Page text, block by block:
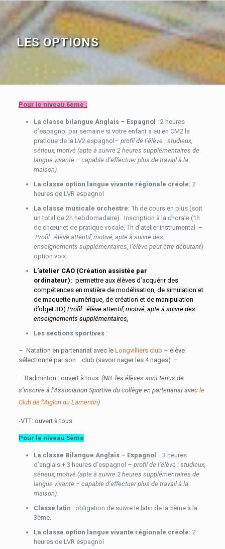
LES OPTIONS
Pour le niveau 6ème :
La classe bilangue Anglais – Espagnol : 2 heures
d’espagnol par semaine si votre enfant a eu en CM2 la
pratique de la LV2 espagnol– profil de l’élève : studieux,
sérieux, motivé (apte à suivre 2 heures supplémentaires de
langue vivante – capable d’effectuer plus de travail à la
maison).
La classe option langue vivante régionale créole: 2
heures de LVR espagnol
La classe musicale orchestre: 1h de cours en plus (soit
un total de 2h hebdomadaire). Inscription à la chorale (1h
de chœur et de pratique vocale, 1h d’atelier instrumental –
Profil : élève attentif, motivé, apte à suivre des
enseignements supplémentaires, l’élève peut être débutant)
option voix
L’atelier CAO (Création assistée par
ordinateur): permettre aux élèves d’acquérir des
compétences en matière de modélisation, de simulation et
de maquette numérique, de création et de manipulation
d’objet 3D) Profil : élève attentif, motivé, apte à suivre des
enseignements supplémentaires,
Les sections sportives:
– Natation en partenariat avec le Longvilliers club – élève
sélectionné par son club (savoir nager les 4 nages) –
– Badminton : ouvert à tous (NB: les élèves sont tenus de
s’inscrire à l’Association Sportive du collège en partenariat avec le
Club de l’Aiglon du Lamentin)
-VTT: ouvert à tous
Pour le niveau 5ème
La classe Bilangue Anglais – Espagnol : 3 heures
d’anglais + 3 heures d’espagnol – profil de l’élève : studieux,
sérieux, motivé (apte à suivre 2 heures supplémentaires de
langue vivante – capable d’effectuer plus de travail à la
maison).
Classe latin : obligation de suivre le latin de la 5ème à la
3ème.
La classe option langue vivante régionale créole: 2
heures de LVR espagnol